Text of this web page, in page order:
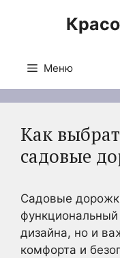
Меню
Как
садовые
Садовые
дизайна, но и
комфорта и